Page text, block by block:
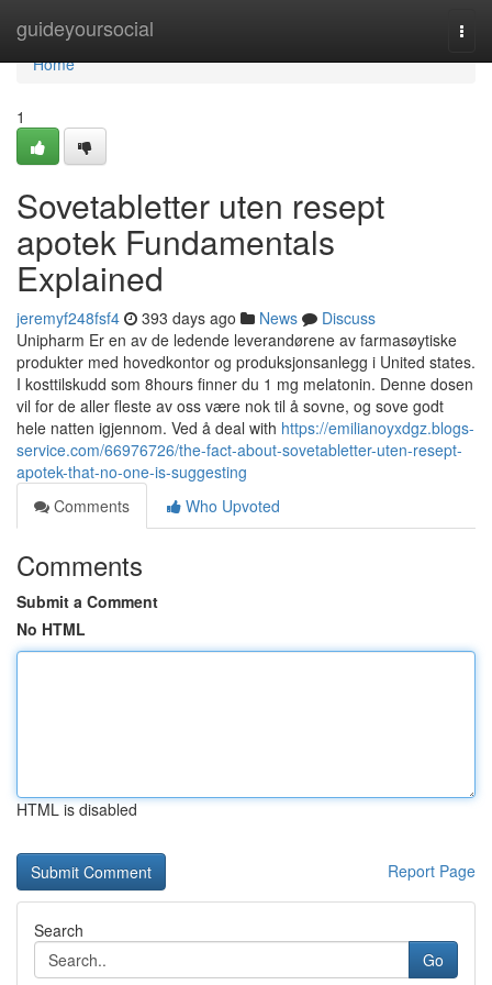
guideyoursocial
Home
Home
1
Sovetabletter uten resept
apotek Fundamentals
Explained
jeremyf248fsf4 393 days ago News
Discuss
Unipharm Er en av de ledende leverandørene av farmasøytiske
produkter med hovedkontor og produksjonsanlegg i United states.
I kosttilskudd som 8hours finner du 1 mg melatonin. Denne dosen
vil for de aller fleste av oss være nok til å sovne, og sove godt
hele natten igjennom. Ved å deal with https://emilianoyxdgz.blogs-
service.com/66976726/the-fact-about-sovetabletter-uten-resept-
apotek-that-no-one-is-suggesting
Comments
Who Upvoted
Comments
Submit a Comment
No HTML
HTML is disabled
Report Page
Search
Go